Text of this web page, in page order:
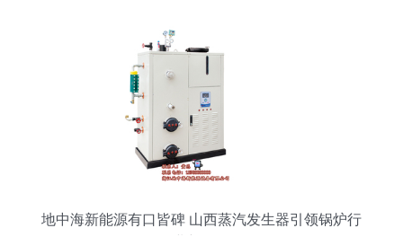
地中海新能源有口皆碑 山西蒸汽发生器引领锅炉行